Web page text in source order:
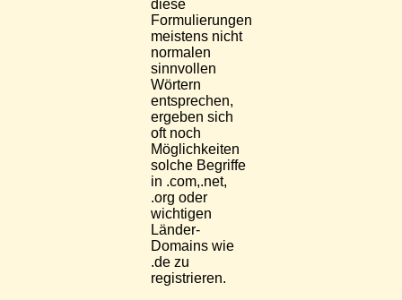
diese
Formulierungen
meistens nicht
normalen
sinnvollen
Wörtern
entsprechen,
ergeben sich
oft noch
Möglichkeiten
solche Begriffe
in .com,.net,
.org oder
wichtigen
Länder-
Domains wie
.de zu
registrieren.